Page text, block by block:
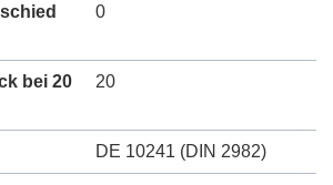
0
bei 20
20
DE 10241 (DIN 2982)